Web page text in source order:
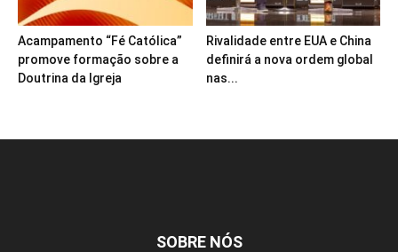
Acampamento “Fé Católica”
promove formação sobre a
Doutrina da Igreja
Rivalidade entre EUA e China
definirá a nova ordem global
nas...
SOBRE NÓS